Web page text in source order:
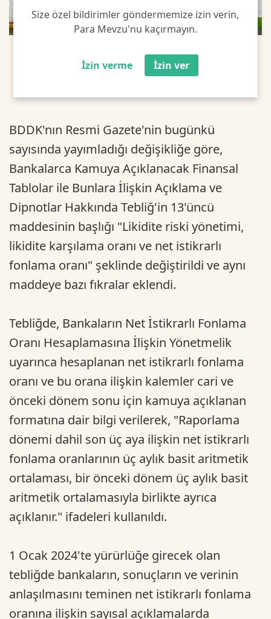
Size özel bildirimler göndermemize izin verin,
Para Mevzu'nu kaçırmayın.
İzin verme İzin ver
BDDK'nın Resmi Gazete'nin bugünkü
sayısında yayımladığı değişikliğe göre,
Bankalarca Kamuya Açıklanacak Finansal
Tablolar ile Bunlara İlişkin Açıklama ve
Dipnotlar Hakkında Tebliğ'in 13'üncü
maddesinin başlığı "Likidite riski yönetimi,
likidite karşılama oranı ve net istikrarlı
fonlama oranı" şeklinde değiştirildi ve aynı
maddeye bazı fıkralar eklendi.
Tebliğde, Bankaların Net İstikrarlı Fonlama
Oranı Hesaplamasına İlişkin Yönetmelik
uyarınca hesaplanan net istikrarlı fonlama
oranı ve bu orana ilişkin kalemler cari ve
önceki dönem sonu için kamuya açıklanan
formatına dair bilgi verilerek, "Raporlama
dönemi dahil son üç aya ilişkin net istikrarlı
fonlama oranlarının üç aylık basit aritmetik
ortalaması, bir önceki dönem üç aylık basit
aritmetik ortalamasıyla birlikte ayrıca
açıklanır." ifadeleri kullanıldı.
1 Ocak 2024'te yürürlüğe girecek olan
tebliğde bankaların, sonuçların ve verinin
anlaşılmasını teminen net istikrarlı fonlama
oranına ilişkin sayısal açıklamalarda